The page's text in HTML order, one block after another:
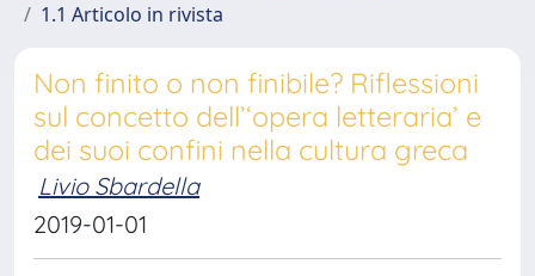
1.1 Articolo in rivista
Non finito o non finibile? Riflessioni
sul concetto dell’‘opera letteraria’ e
dei suoi confini nella cultura greca
Livio Sbardella
2019-01-01